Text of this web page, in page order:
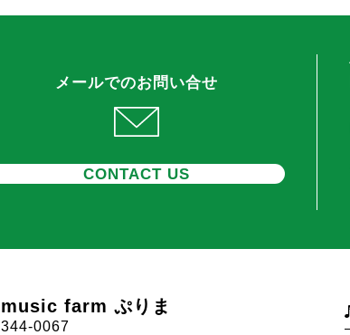
メールでのお問い合せ
CONTACT US
music farm ぷりま
344-0067